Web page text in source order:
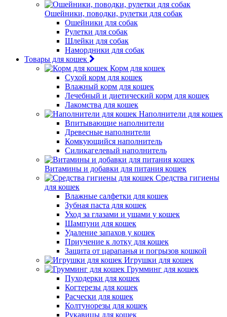
Ошейники, поводки, рулетки для собак
Ошейники для собак
Рулетки для собак
Шлейки для собак
Намордники для собак
Товары для кошек
Корм для кошек
Сухой корм для кошек
Влажный корм для кошек
Лечебный и диетический корм для кошек
Лакомства для кошек
Наполнители для кошек
Впитывающие наполнители
Древесные наполнители
Комкующийся наполнитель
Силикагелевый наполнитель
Витамины и добавки для питания кошек
Средства гигиены
для кошек
Влажные салфетки для кошек
Зубная паста для кошек
Уход за глазами и ушами у кошек
Шампуни для кошек
Удаление запахов у кошек
Приучение к лотку для кошек
Защита от царапанья и погрызов кошкой
Игрушки для кошек
Грумминг для кошек
Пуходерки для кошек
Когтерезы для кошек
Расчески для кошек
Колтунорезы для кошек
Рукавицы для кошек